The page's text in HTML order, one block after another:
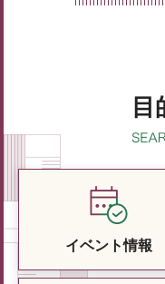
目
イベント情報